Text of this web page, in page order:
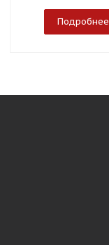
Подробнее